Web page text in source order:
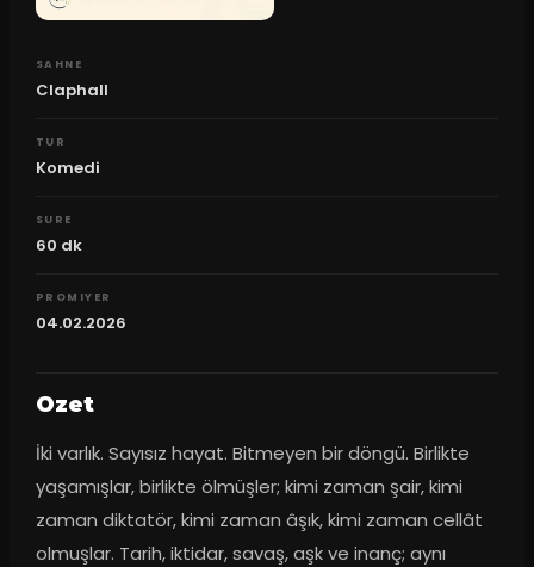
SAHNE
Claphall
TUR
Komedi
SURE
60 dk
PROMIYER
04.02.2026
Ozet
İki varlık. Sayısız hayat. Bitmeyen bir döngü. Birlikte
yaşamışlar, birlikte ölmüşler; kimi zaman şair, kimi
zaman diktatör, kimi zaman âşık, kimi zaman cellât
olmuşlar. Tarih, iktidar, savaş, aşk ve inanç; aynı